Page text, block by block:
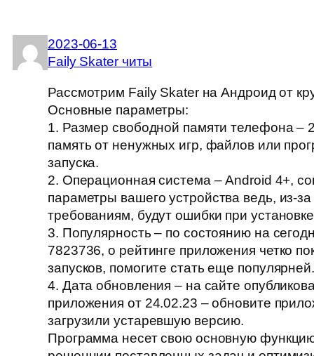
2023-06-13
Faily Skater читы
Рассмотрим Faily Skater на Андроид от
Основные параметры:
1. Размер свободной памяти телефона –
память от ненужных игр, файлов или
запуска.
2. Операционная система – Android 4+,
параметры вашего устройства ведь, из-за
требованиям, будут ошибки при
3. Популярность – по состоянию на
7823736, о рейтинге приложения четко
запусков, помогите стать еще популярней.
4. Дата обновления – на сайте
приложения от 24.02.23 – обновите
загрузили устаревшую версию.
Программа несет свою основную